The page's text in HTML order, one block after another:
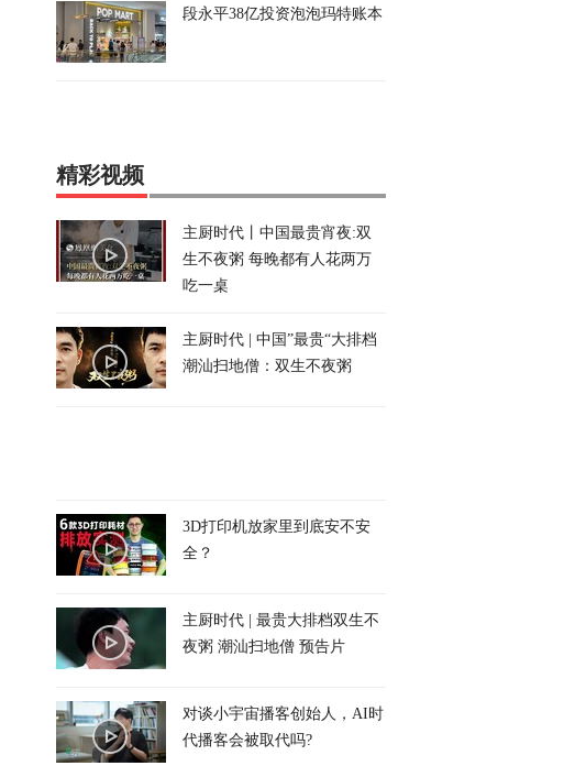
段永平38亿投资泡泡玛特账本
精彩视频
主厨时代丨中国最贵宵夜:双
生不夜粥 每晚都有人花两万
吃一桌
主厨时代 | 中国”最贵“大排档
潮汕扫地僧：双生不夜粥
3D打印机放家里到底安不安
全？
主厨时代 | 最贵大排档双生不
夜粥 潮汕扫地僧 预告片
对谈小宇宙播客创始人，AI时
代播客会被取代吗?